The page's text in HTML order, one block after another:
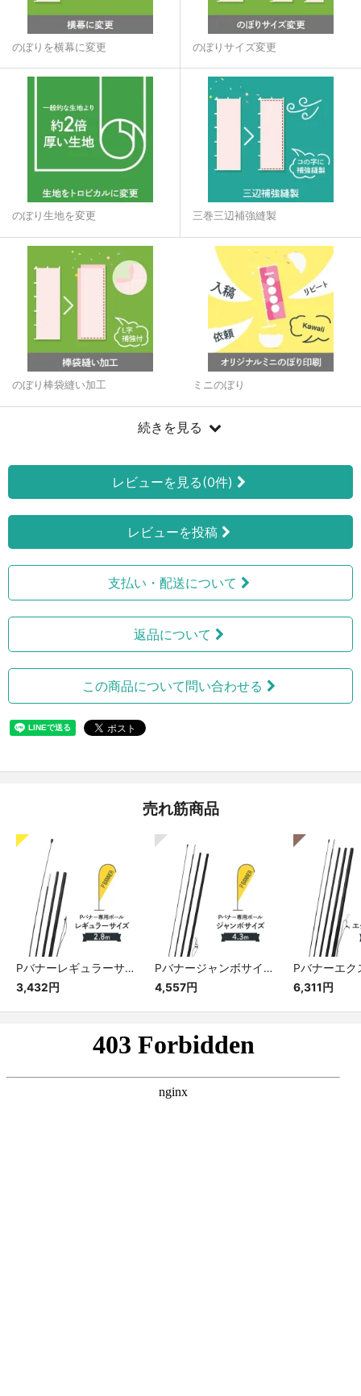
のぼりを横幕に変更 のぼりサイズ変更
のぼり生地を変更 三巻三辺補強縫製
のぼり棒袋縫い加工 ミニのぼり
続きを見る
レビューを見る(0件)
レビューを投稿
支払い・配送について
返品について
この商品について問い合わせる
売れ筋商品
Pバナーレギュラーサイズ専用ポール
3,432円
Pバナージャンボサイズ専用ポール
4,557円
6,311円